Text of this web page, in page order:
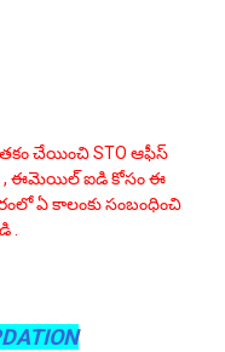
చేయించి STO ఆఫీస్
, ఈమెయిల్ ఐడి కోసం ఈ
ఏ కాలంకు సంబంధించి
.